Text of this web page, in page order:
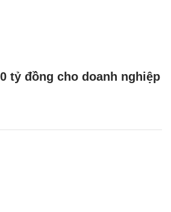
tỷ đồng cho doanh nghiệp